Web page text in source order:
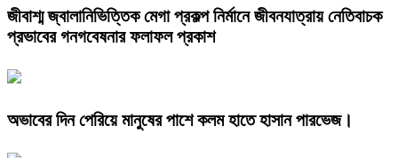
জীবাশ্ম জ্বালানিভিত্তিক মেগা প্রকল্প নির্মানে জীবনযাত্রায় নেতিবাচক
প্রভাবের গনগবেষনার ফলাফল প্রকাশ
অভাবের দিন পেরিয়ে মানুষের পাশে কলম হাতে হাসান পারভেজ।